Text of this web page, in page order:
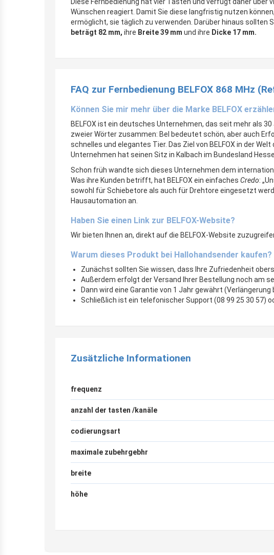
Diese Fernbedienung hat vier Tasten und verfügt daher über
Wünschen reagiert. Damit Sie diese langfristig nutzen
ermöglicht, sie täglich zu verwenden. Darüber hinaus
beträgt 82 mm, ihre Breite 39 mm und ihre Dicke 17 mm.
FAQ zur Fernbedienung BELFOX 868 MHz
Können Sie mir mehr über die Marke BELFOX
BELFOX ist ein deutsches Unternehmen, das seit mehr als
zweier Wörter zusammen: Bel bedeutet schön, aber auch
schnelles und elegantes Tier. Das Ziel von BELFOX in der
Unternehmen hat seinen Sitz in Kalbach im Bundesland
Schon früh wandte sich dieses Unternehmen dem
Was ihre Kunden betrifft, hat BELFOX ein einfaches Credo:
sowohl für Schiebetore als auch für Drehtore eingesetzt
Hausautomation an.
Haben Sie einen Link zur BELFOX-Website?
Wir bieten Ihnen an, direkt auf die BELFOX-Website
Warum dieses Produkt bei Hallohandsender kaufen?
Zunächst sollten Sie wissen, dass Ihre Zufriedenheit
Außerdem erfolgt der Versand Ihrer Bestellung noch am
Dann wird eine Garantie von 1 Jahr gewährt
Schließlich ist ein telefonischer Support (08 99 25 30 57)
Zusätzliche Informationen
frequenz
anzahl der tasten /kanäle
codierungsart
maximale zubehrgebhr
breite
höhe